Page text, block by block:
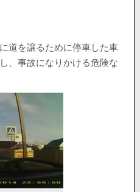
道を譲るために停車した車
、事故になりかける危険な